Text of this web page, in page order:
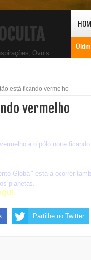
Ovnis
está ficando vermelho
vermelho
e o pólo norte ficando
Global" está a ocorrer
planetas.
Partilhe no Twitter